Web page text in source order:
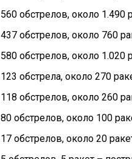
560 обстрелов, около 1.490
437 обстрелов, около 760
580 обстрелов, около 1.020
123 обстрела, около 270
118 обстрелов, около 260
80 обстрелов, около 100
17 обстрелов, около 20